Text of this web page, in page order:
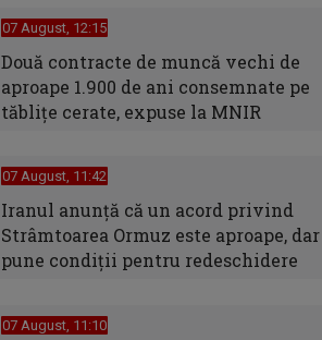
07 August, 12:15
Două contracte de muncă vechi de
aproape 1.900 de ani consemnate pe
tăblițe cerate, expuse la MNIR
07 August, 11:42
Iranul anunță că un acord privind
Strâmtoarea Ormuz este aproape, dar
pune condiții pentru redeschidere
07 August, 11:10